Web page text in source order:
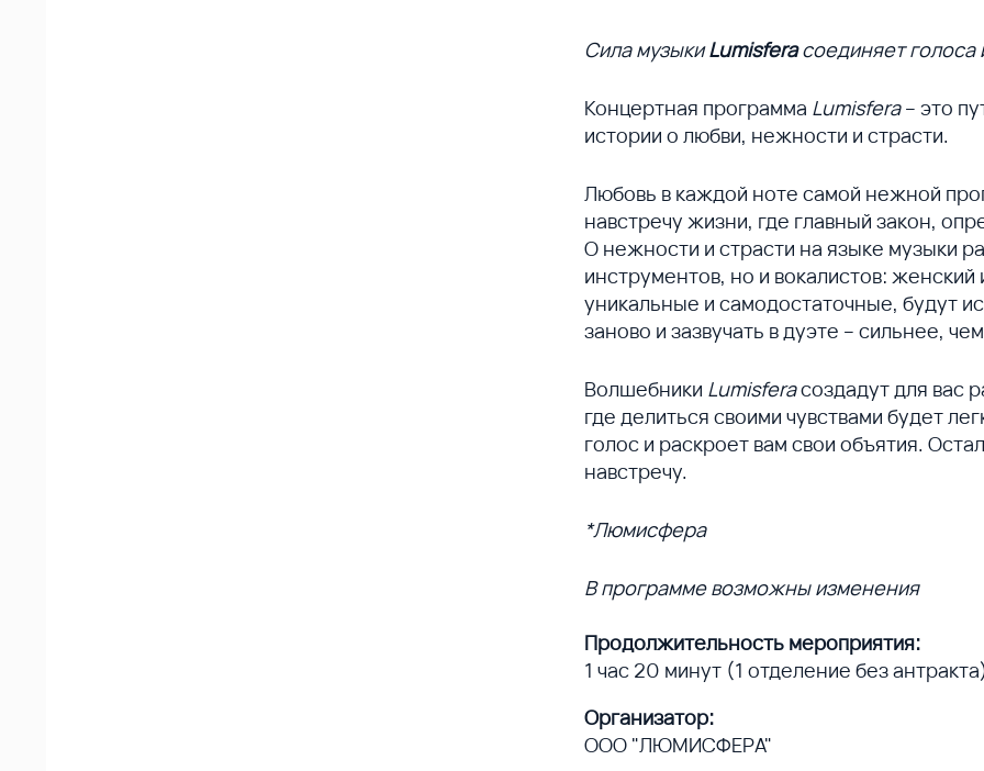
Сила музыкиLumisferaсоединяет голоса
Концертная программа Lumisfera– это
истории о любви, нежности и страсти.
Любовь в каждой ноте самой нежной
навстречу жизни, где главный закон,
О нежности и страсти на языке музыки
инструментов, но и вокалистов:
уникальные и самодостаточные, будут
заново и зазвучать в дуэте – сильнее,
Волшебники Lumisferaсоздадут для вас
где делиться своими чувствами будет
голос и раскроет вам свои объятия.
навстречу.
*Люмисфера
В программе возможны изменения
Продолжительность мероприятия:
1 час 20 минут (1 отделение без
Организатор:
ООО "ЛЮМИСФЕРА"